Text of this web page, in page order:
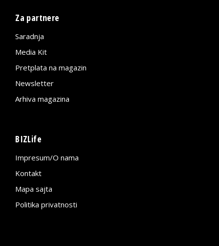
Za partnere
Saradnja
Media Kit
Pretplata na magazin
Newsletter
Arhiva magazina
BIZLife
Impresum/O nama
Kontakt
Mapa sajta
Politika privatnosti